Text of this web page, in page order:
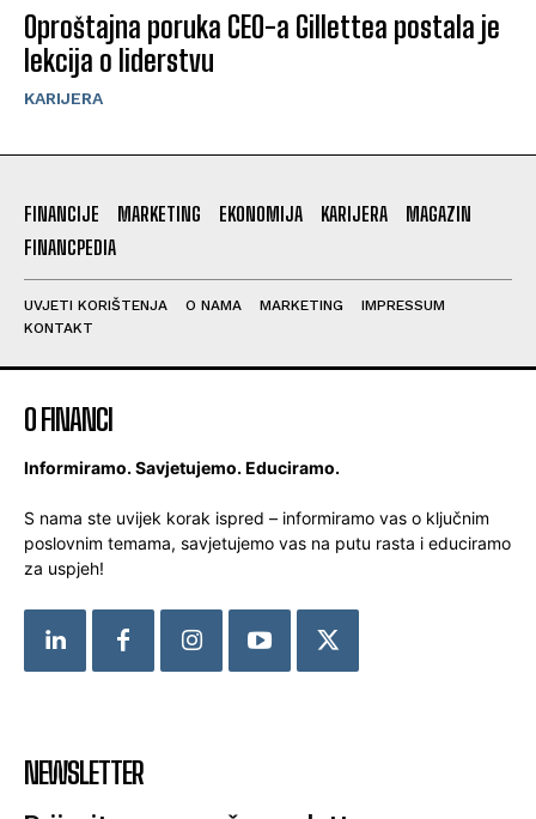
Oproštajna poruka CEO-a Gillettea postala je
lekcija o liderstvu
KARIJERA
FINANCIJE MARKETING EKONOMIJA KARIJERA
MAGAZIN
FINANCPEDIA
UVJETI KORIŠTENJA O NAMA MARKETING
IMPRESSUM
KONTAKT
O FINANCI
Informiramo. Savjetujemo. Educiramo.
S nama ste uvijek korak ispred – informiramo vas o ključnim
poslovnim temama, savjetujemo vas na putu rasta i educiramo
za uspjeh!
NEWSLETTER